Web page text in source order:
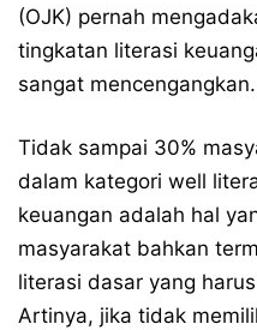
(OJK) pernah
tingkatan literasi
sangat mencengangkan.
Tidak sampai 30%
dalam kategori well
keuangan adalah hal
masyarakat bahkan
literasi dasar yang
Artinya, jika tidak